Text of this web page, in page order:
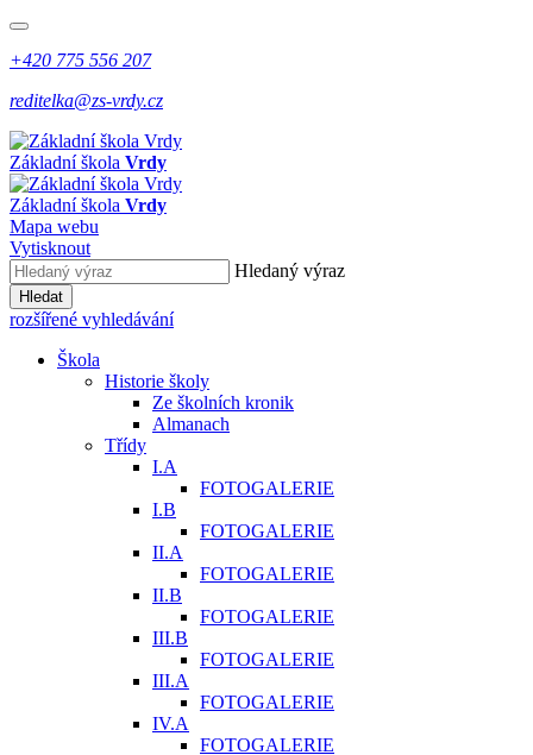
+420 775 556 207
reditelka@zs-vrdy.cz
Základní škola Vrdy
Základní škola Vrdy
Mapa webu
Vytisknout
Hledaný výraz
Hledat
rozšířené vyhledávání
Škola
Historie školy
Ze školních kronik
Almanach
Třídy
I.A
FOTOGALERIE
I.B
FOTOGALERIE
II.A
FOTOGALERIE
II.B
FOTOGALERIE
III.B
FOTOGALERIE
III.A
FOTOGALERIE
IV.A
FOTOGALERIE